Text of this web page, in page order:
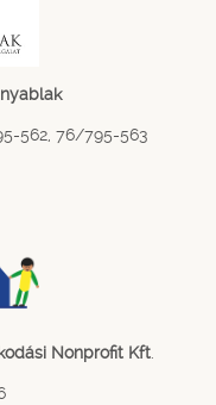
562, 76/795-563
Nonprofit Kft